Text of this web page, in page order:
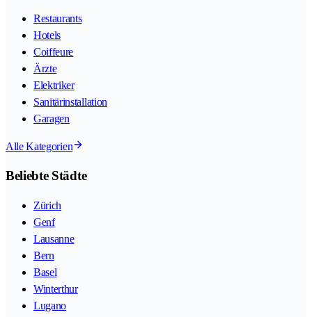
Restaurants
Hotels
Coiffeure
Ärzte
Elektriker
Sanitärinstallation
Garagen
Alle Kategorien
Beliebte Städte
Zürich
Genf
Lausanne
Bern
Basel
Winterthur
Lugano